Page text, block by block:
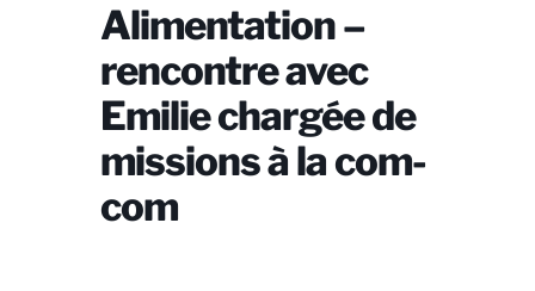
Alimentation –
rencontre avec
Emilie chargée de
missions à la com-
com